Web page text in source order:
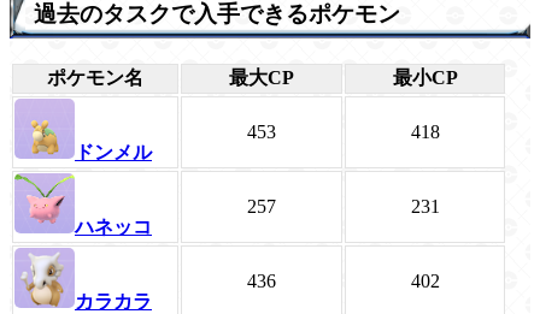
過去のタスクで入手できるポケモン
ポケモン名 最大CP 最小CP
ドンメル
453 418
ハネッコ
257 231
カラカラ
436 402